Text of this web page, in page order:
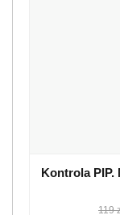
Kontrola PIP.
119